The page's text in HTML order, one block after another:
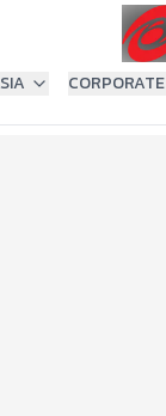
CORPORATE